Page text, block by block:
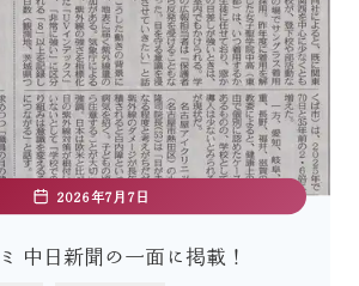
2026年7月7日
中日新聞の一面に掲載！